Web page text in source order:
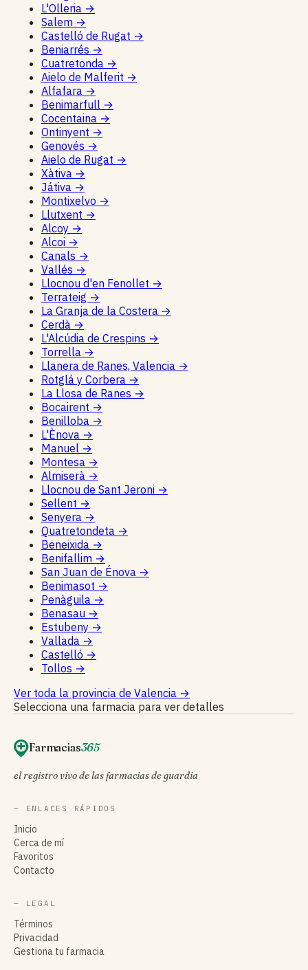
L'Olleria →
Salem →
Castelló de Rugat →
Beniarrés →
Cuatretonda →
Aielo de Malferit →
Alfafara →
Benimarfull →
Cocentaina →
Ontinyent →
Genovés →
Aielo de Rugat →
Xàtiva →
Játiva →
Montixelvo →
Llutxent →
Alcoy →
Alcoi →
Canals →
Vallés →
Llocnou d'en Fenollet →
Terrateig →
La Granja de la Costera →
Cerdà →
L'Alcúdia de Crespins →
Torrella →
Llanera de Ranes, Valencia →
Rotglá y Corbera →
La Llosa de Ranes →
Bocairent →
Benilloba →
L'Ènova →
Manuel →
Montesa →
Almiserà →
Llocnou de Sant Jeroni →
Sellent →
Senyera →
Quatretondeta →
Beneixida →
Benifallim →
San Juan de Énova →
Benimasot →
Penàguila →
Benasau →
Estubeny →
Vallada →
Castelló →
Tollos →
Ver toda la provincia de Valencia →
Selecciona una farmacia para ver detalles
Farmacias365
el registro vivo de las farmacias de guardia
— ENLACES RÁPIDOS
Inicio
Cerca de mí
Favoritos
Contacto
— LEGAL
Términos
Privacidad
Gestiona tu farmacia